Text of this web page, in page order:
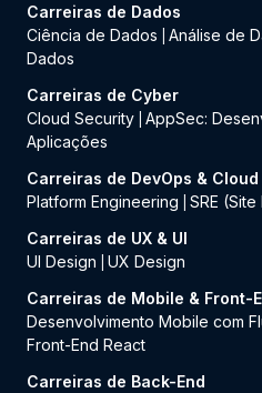
Carreiras de Dados
Ciência de Dados
Análise de
Dados
Carreiras de Cyber
Cloud Security AppSec:
Aplicações
Carreiras de DevOps & Cloud
Platform Engineering
SRE
Carreiras de UX & UI
UI Design
UX Design
Carreiras de Mobile & Front-
Desenvolvimento Mobile com
Front-End React
Carreiras de Back-End